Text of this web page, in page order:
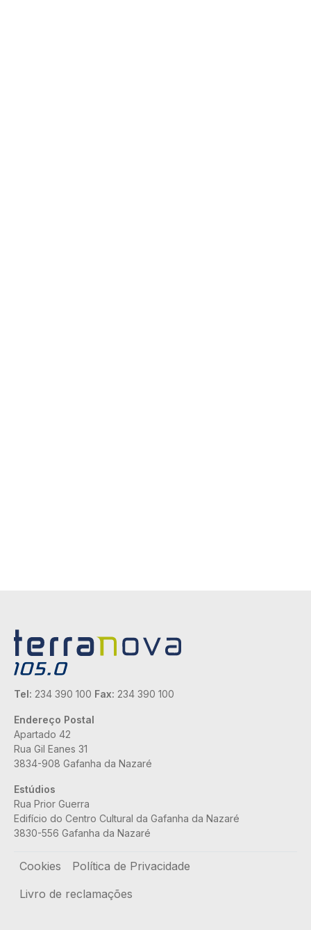
Tel: 234 390 100 Fax: 234 390 100
Endereço Postal
Apartado 42
Rua Gil Eanes 31
3834-908 Gafanha da Nazaré
Estúdios
Rua Prior Guerra
Edifício do Centro Cultural da Gafanha da Nazaré
3830-556 Gafanha da Nazaré
Rodapé
Cookies
Política de Privacidade
Livro de reclamações